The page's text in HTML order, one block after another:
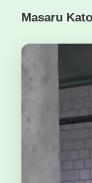
Masaru Kato